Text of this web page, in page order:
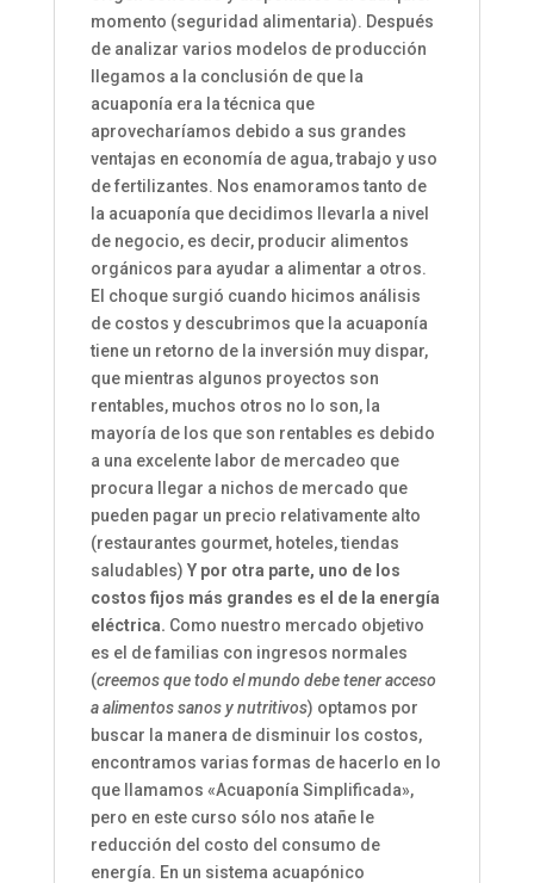
momento (seguridad alimentaria). Después
de analizar varios modelos de producción
llegamos a la conclusión de que la
acuaponía era la técnica que
aprovecharíamos debido a sus grandes
ventajas en economía de agua, trabajo y uso
de fertilizantes. Nos enamoramos tanto de
la acuaponía que decidimos llevarla a nivel
de negocio, es decir, producir alimentos
orgánicos para ayudar a alimentar a otros.
El choque surgió cuando hicimos análisis
de costos y descubrimos que la acuaponía
tiene un retorno de la inversión muy dispar,
que mientras algunos proyectos son
rentables, muchos otros no lo son, la
mayoría de los que son rentables es debido
a una excelente labor de mercadeo que
procura llegar a nichos de mercado que
pueden pagar un precio relativamente alto
(restaurantes gourmet, hoteles, tiendas
saludables) Y por otra parte, uno de los
costos fijos más grandes es el de la energía
eléctrica. Como nuestro mercado objetivo
es el de familias con ingresos normales
(creemos que todo el mundo debe tener acceso
a alimentos sanos y nutritivos) optamos por
buscar la manera de disminuir los costos,
encontramos varias formas de hacerlo en lo
que llamamos «Acuaponía Simplificada»,
pero en este curso sólo nos atañe le
reducción del costo del consumo de
energía. En un sistema acuapónico